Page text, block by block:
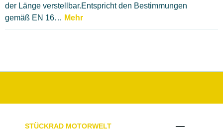
der Länge verstellbar.Entspricht den Bestimmungen
gemäß EN 16… Mehr
STÜCKRAD MOTORWELT